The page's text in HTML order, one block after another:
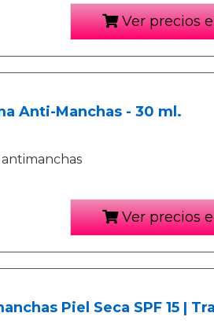
Ver precios
Anti-Manchas - 30 ml.
Ver precios
Piel Seca SPF 15 |